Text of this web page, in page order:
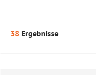
38 Ergebnisse